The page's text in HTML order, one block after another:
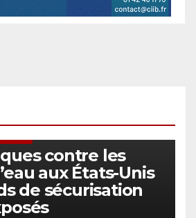
contre les
aux États-Unis
de sécurisation